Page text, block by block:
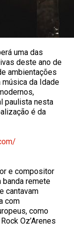
uma das
deste ano de
ambientações
da Idade
paulista nesta
é da
e compositor
banda remete
cantavam
com
como
Oz’Arenes